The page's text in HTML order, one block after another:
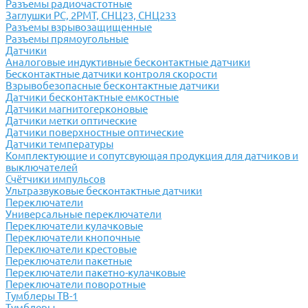
Разъемы радиочастотные
Заглушки РС, 2РМТ, СНЦ23, СНЦ233
Разъемы взрывозащищенные
Разъемы прямоугольные
Датчики
Аналоговые индуктивные бесконтактные датчики
Бесконтактные датчики контроля скорости
Взрывобезопасные бесконтактные датчики
Датчики бесконтактные емкостные
Датчики магнитогерконовые
Датчики метки оптические
Датчики поверхностные оптические
Датчики температуры
Комплектующие и сопутсвующая продукция для датчиков и
выключателей
Счётчики импульсов
Ультразвуковые бесконтактные датчики
Переключатели
Универсальные переключатели
Переключатели кулачковые
Переключатели кнопочные
Переключатели крестовые
Переключатели пакетные
Переключатели пакетно-кулачковые
Переключатели поворотные
Тумблеры ТВ-1